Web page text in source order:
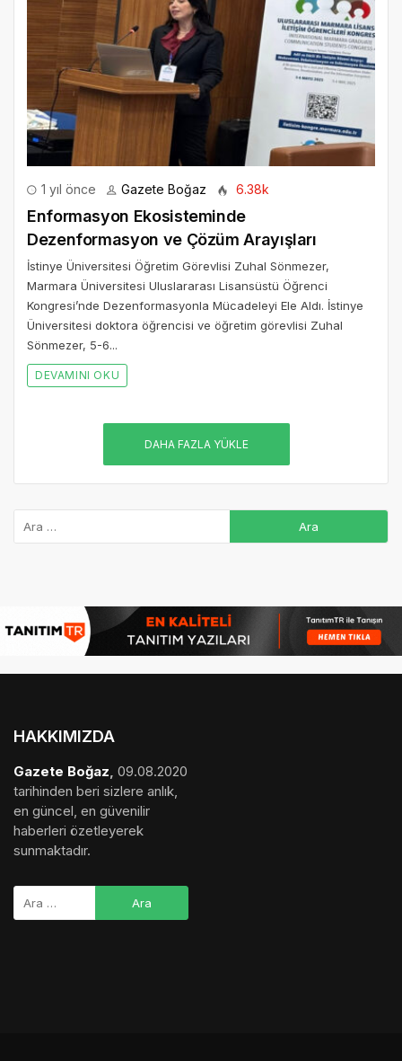
1 yıl önce Gazete Boğaz 6.38k
Enformasyon Ekosisteminde
Dezenformasyon ve Çözüm Arayışları
İstinye Üniversitesi Öğretim Görevlisi Zuhal Sönmezer,
Marmara Üniversitesi Uluslararası Lisansüstü Öğrenci
Kongresi’nde Dezenformasyonla Mücadeleyi Ele Aldı. İstinye
Üniversitesi doktora öğrencisi ve öğretim görevlisi Zuhal
Sönmezer, 5-6...
DEVAMINI OKU
DAHA FAZLA YÜKLE
HAKKIMIZDA
Gazete Boğaz, 09.08.2020
tarihinden beri sizlere anlık,
en güncel, en güvenilir
haberleri özetleyerek
sunmaktadır.